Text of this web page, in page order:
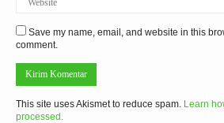
Save my name, email, and website in this
comment.
This site uses Akismet to reduce spam. Learn
processed.